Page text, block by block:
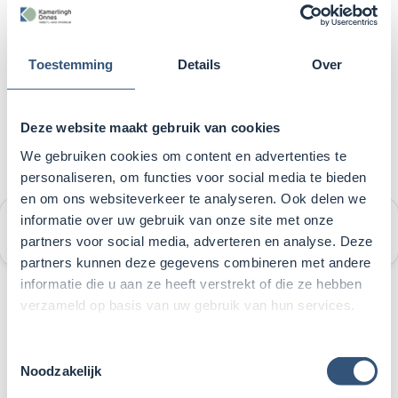
Toestemming Details Over
Deze website maakt gebruik van cookies
We gebruiken cookies om content en advertenties te
personaliseren, om functies voor social media te bieden
en om ons websiteverkeer te analyseren. Ook delen we
informatie over uw gebruik van onze site met onze
partners voor social media, adverteren en analyse. Deze
partners kunnen deze gegevens combineren met andere
informatie die u aan ze heeft verstrekt of die ze hebben
verzameld op basis van uw gebruik van hun services.
Noodzakelijk
Groepsvorming, Identiteit en PestPreventie
(GRIPP)